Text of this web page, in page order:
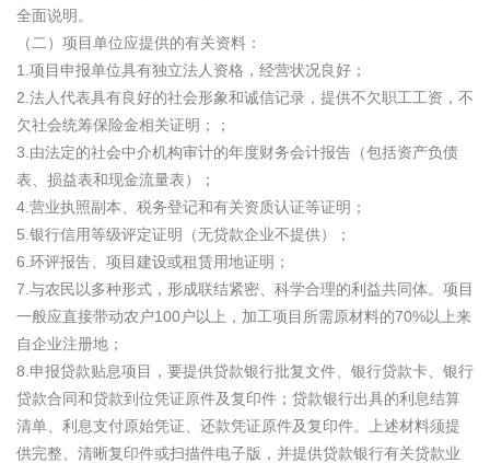
全面说明。
（二）项目单位应提供的有关资料：
1.项目申报单位具有独立法人资格，经营状况良好；
2.法人代表具有良好的社会形象和诚信记录，提供不欠职工工资，不
欠社会统筹保险金相关证明；；
3.由法定的社会中介机构审计的年度财务会计报告（包括资产负债
表、损益表和现金流量表）；
4.营业执照副本、税务登记和有关资质认证等证明；
5.银行信用等级评定证明（无贷款企业不提供）；
6.环评报告、项目建设或租赁用地证明；
7.与农民以多种形式，形成联结紧密、科学合理的利益共同体。项目
一般应直接带动农户100户以上，加工项目所需原材料的70%以上来
自企业注册地；
8.申报贷款贴息项目，要提供贷款银行批复文件、银行贷款卡、银行
贷款合同和贷款到位凭证原件及复印件；贷款银行出具的利息结算
清单、利息支付原始凭证、还款凭证原件及复印件。上述材料须提
供完整、清晰复印件或扫描件电子版，并提供贷款银行有关贷款业